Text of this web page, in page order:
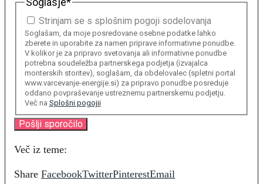
Strinjam se s splošnim pogoji sodelovanja
Soglašam, da moje posredovane osebne podatke lahko
zberete in uporabite za namen priprave informativne ponudbe.
V kolikor je za pripravo svetovanja ali informativne ponudbe
potrebna soudeležba partnerskega podjetja (izvajalca
monterskih storitev), soglašam, da obdelovalec (spletni portal
www.varcevanje-energije.si) za pripravo ponudbe posreduje
oddano povpraševanje ustreznemu partnerskemu podjetju.
Več na Splošni pogojii
Več iz teme:
Share FacebookTwitterPinterestEmail